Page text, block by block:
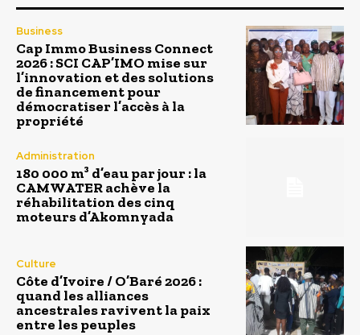
Business
Cap Immo Business Connect
2026 : SCI CAP’IMO mise sur
l’innovation et des solutions
de financement pour
démocratiser l’accès à la
propriété
Administration
180 000 m³ d’eau par jour : la
CAMWATER achève la
réhabilitation des cinq
moteurs d’Akomnyada
Culture
Côte d’Ivoire / O’Baré 2026 :
quand les alliances
ancestrales ravivent la paix
entre les peuples